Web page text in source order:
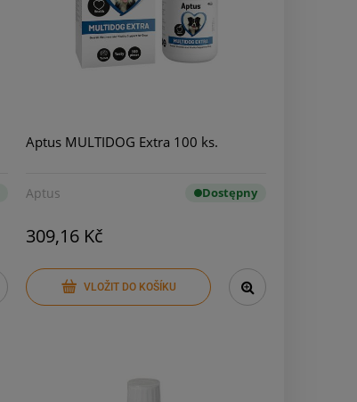
Aptus MULTIDOG Extra 100 ks.
Aptus Dostępny
309,16 Kč
VLOŽIT DO KOŠÍKU